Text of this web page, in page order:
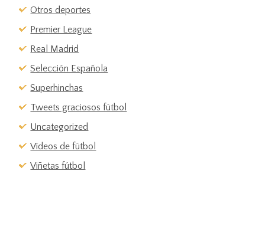
Otros deportes
Premier League
Real Madrid
Selección Española
Superhinchas
Tweets graciosos fútbol
Uncategorized
Vídeos de fútbol
Viñetas fútbol